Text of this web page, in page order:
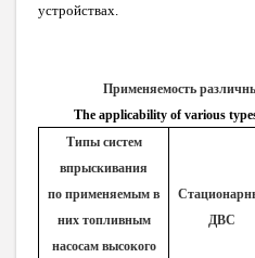
устройствах.
Применяемость
The applicability of various
Типы систем
впрыскивания
по применяемым в
них топливным
насосам высокого
ДВС